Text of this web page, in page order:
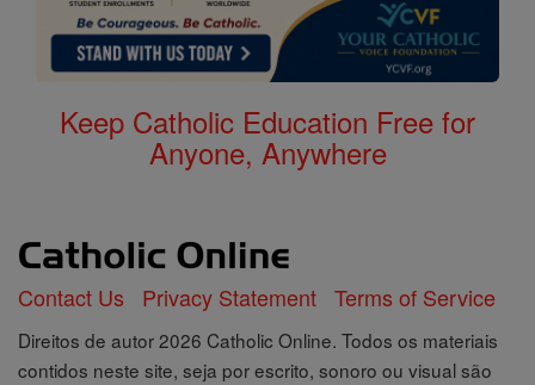
Keep Catholic Education Free for
Anyone, Anywhere
Contact Us Privacy Statement Terms of Service
Direitos de autor 2026 Catholic Online. Todos os materiais
contidos neste site, seja por escrito, sonoro ou visual são